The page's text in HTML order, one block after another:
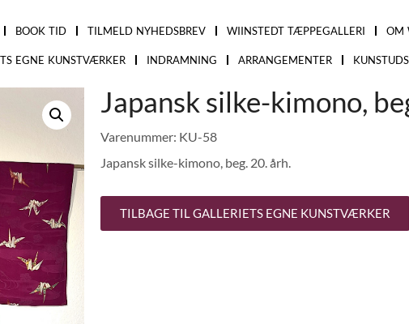
BOOK TID TILMELD NYHEDSBREV WIINSTEDT TÆPPEGALLERI OM
EGNE KUNSTVÆRKER INDRAMNING ARRANGEMENTER
Japansk silke-kimono,
Varenummer: KU-58
Japansk silke-kimono, beg. 20. årh.
TILBAGE TIL GALLERIETS EGNE KUNSTVÆRKER